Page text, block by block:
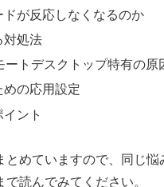
ドが反応しなくなるのか
対処法
ートデスクトップ特有の原
の応用設定
ント
とめていますので、同じ悩
で読んでみてください。